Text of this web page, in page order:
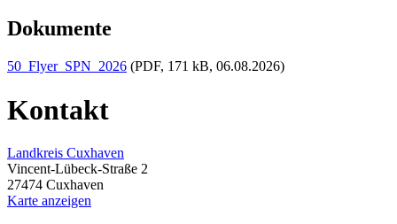
Dokumente
50_Flyer_SPN_2026 (PDF, 171 kB, 06.08.2026)
Kontakt
Landkreis Cuxhaven
Vincent-Lübeck-Straße 2
27474 Cuxhaven
Karte anzeigen